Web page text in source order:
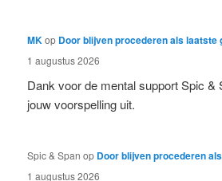
MKop Door blijven procederen als laatste
1 augustus 2026
Dank voor de mental support Spic &
jouw voorspelling uit.
Spic & Span op Door blijven procederen
1 augustus 2026